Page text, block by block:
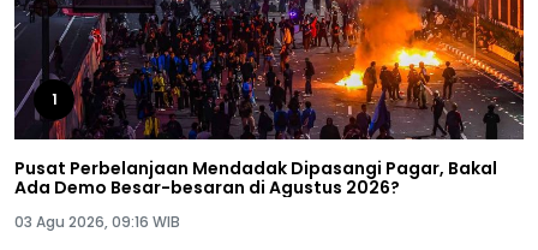
1
Pusat Perbelanjaan Mendadak Dipasangi Pagar, Bakal
Ada Demo Besar-besaran di Agustus 2026?
03 Agu 2026, 09:16 WIB